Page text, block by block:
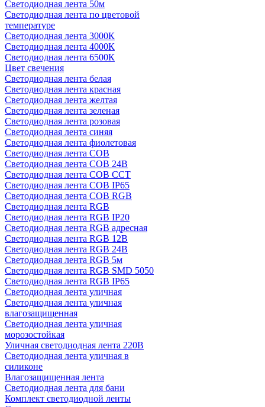
Светодиодная лента 50м
Светодиодная лента по цветовой
температуре
Светодиодная лента 3000К
Светодиодная лента 4000К
Светодиодная лента 6500К
Цвет свечения
Светодиодная лента белая
Светодиодная лента красная
Светодиодная лента желтая
Светодиодная лента зеленая
Светодиодная лента розовая
Светодиодная лента синяя
Светодиодная лента фиолетовая
Светодиодная лента COB
Светодиодная лента COB 24В
Светодиодная лента COB CCT
Светодиодная лента COB IP65
Светодиодная лента COB RGB
Светодиодная лента RGB
Светодиодная лента RGB IP20
Светодиодная лента RGB адресная
Светодиодная лента RGB 12В
Светодиодная лента RGB 24В
Светодиодная лента RGB 5м
Светодиодная лента RGB SMD 5050
Светодиодная лента RGB IP65
Светодиодная лента уличная
Светодиодная лента уличная
влагозащищенная
Светодиодная лента уличная
морозостойкая
Уличная светодиодная лента 220В
Светодиодная лента уличная в
силиконе
Влагозащищенная лента
Светодиодная лента для бани
Комплект светодиодной ленты